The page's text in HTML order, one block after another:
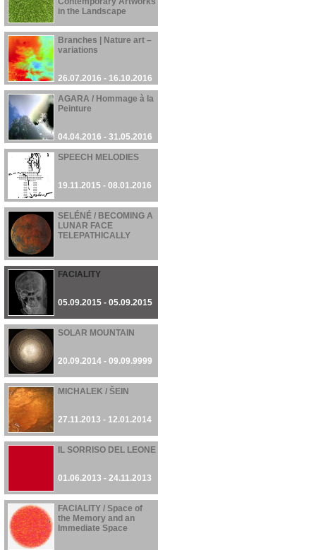
in the Landscape
01.11.2016 - 12.01.2017Branches | Nature art –
variations
26.07.2016 - 16.10.2016
AGARA / Hommage à la
Peinture
04.04.2016 - 31.05.2016
SPEECH MELODIES
19.11.2015 - 08.01.2016
SELÉNÉ / BECOMING A
LUNAR FACE
TELEPATHICALLY
28.09.2015 - 28.09.2015
FACIALITY
05.09.2015 - 05.09.2015
SOLAR MOUNTAIN
20.09.2014 - 09.09.9999
MICHALEK / ŠEIN
27.11.2013 - 12.01.2014
IL SORRISO DEL LEONE
01.06.2013 - 24.11.2013
FACIALITY / Space of
the Memory and an
Immediate Space